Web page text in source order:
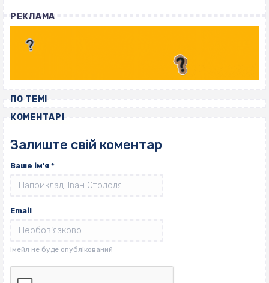
РЕКЛАМА
ПО ТЕМІ
КОМЕНТАРІ
Залиште свій коментар
Ваше ім'я *
Email